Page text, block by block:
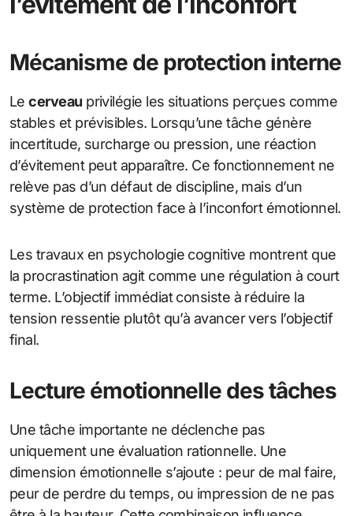
Mécanisme de protection interne
Lecerveau privilégie les situations perçues comme
stables et prévisibles. Lorsqu’une tâche génère
incertitude, surcharge ou pression, une réaction
d’évitement peut apparaître. Ce fonctionnement ne
relève pas d’un défaut de discipline, mais d’un
système de protection face à l’inconfort émotionnel.
Les travaux en psychologie cognitive montrent que
la procrastination agit comme une régulation à court
terme. L’objectif immédiat consiste à réduire la
tension ressentie plutôt qu’à avancer vers l’objectif
final.
Lecture émotionnelle des tâches
Une tâche importante ne déclenche pas
uniquement une évaluation rationnelle. Une
dimension émotionnelle s’ajoute : peur de mal faire,
peur de perdre du temps, ou impression de ne pas